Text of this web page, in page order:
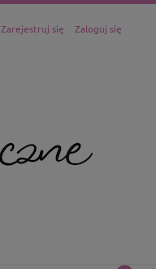
Zarejestruj się Zaloguj się